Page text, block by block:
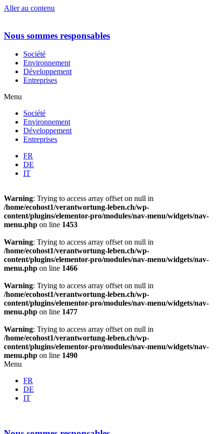
Aller au contenu
Nous sommes responsables
Société
Environnement
Développement
Entreprises
Menu
Société
Environnement
Développement
Entreprises
FR
DE
IT
Warning: Trying to access array offset on null in
/home/ecohost1/verantwortung-leben.ch/wp-
content/plugins/elementor-pro/modules/nav-menu/widgets/nav-
menu.php on line 1453
Warning: Trying to access array offset on null in
/home/ecohost1/verantwortung-leben.ch/wp-
content/plugins/elementor-pro/modules/nav-menu/widgets/nav-
menu.php on line 1466
Warning: Trying to access array offset on null in
/home/ecohost1/verantwortung-leben.ch/wp-
content/plugins/elementor-pro/modules/nav-menu/widgets/nav-
menu.php on line 1477
Warning: Trying to access array offset on null in
/home/ecohost1/verantwortung-leben.ch/wp-
content/plugins/elementor-pro/modules/nav-menu/widgets/nav-
menu.php on line 1490
Menu
FR
DE
IT